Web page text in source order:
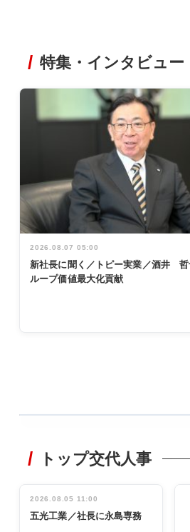
特集・インタビュー
2026.08.07 05:00
新社長に聞く／トピー実業／酒井 哲
ループ価値最大化貢献
非鉄業界で
管理職編
インタビュ
ー／社内ア
INTERVIEW
トップ交代人事
2026.08.05 11:00
五光工業／社長に永島専務